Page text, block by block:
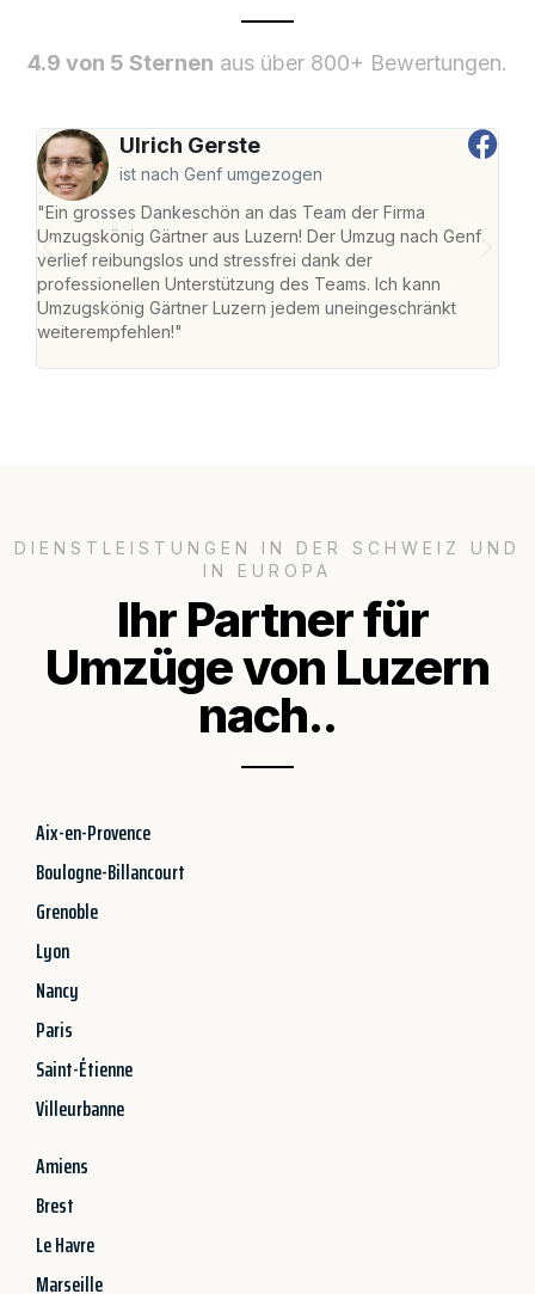
4.9 von 5 Sternen aus über 800+ Bewertungen.
Ulrich Gerste
ist nach Genf umgezogen
"Ein grosses Dankeschön an das Team der Firma
Umzugskönig Gärtner aus Luzern! Der Umzug nach Genf
verlief reibungslos und stressfrei dank der
professionellen Unterstützung des Teams. Ich kann
Umzugskönig Gärtner Luzern jedem uneingeschränkt
weiterempfehlen!"
DIENSTLEISTUNGEN IN DER SCHWEIZ UND
IN EUROPA
Ihr Partner für
Umzüge von Luzern
nach..
Aix-en-Provence
Boulogne-Billancourt
Grenoble
Lyon
Nancy
Paris
Saint-Étienne
Villeurbanne
Amiens
Brest
Le Havre
Marseille